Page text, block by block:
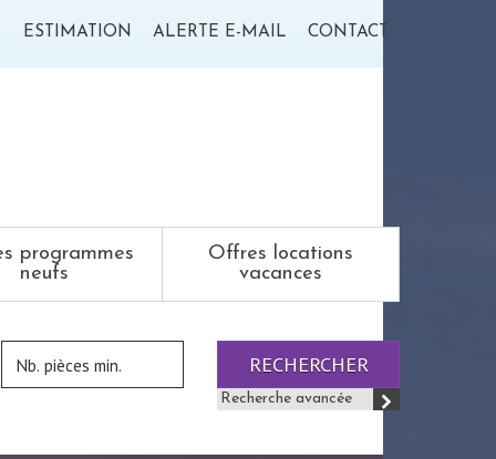
ESTIMATION ALERTE E-MAIL CONTACT
programmes
neufs
Offres locations
vacances
RECHERCHER
Recherche avancée